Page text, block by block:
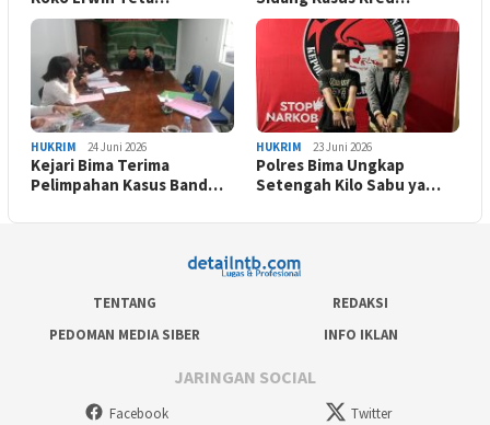
HUKRIM 24 Juni 2026
Kejari Bima Terima
Pelimpahan Kasus Band…
HUKRIM 23 Juni 2026
Polres Bima Ungkap
Setengah Kilo Sabu ya…
TENTANG
REDAKSI
PEDOMAN MEDIA SIBER
INFO IKLAN
JARINGAN SOCIAL
Facebook
Twitter